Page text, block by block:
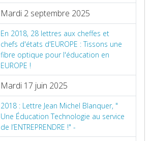
Mardi 2 septembre 2025
En 2018, 28 lettres aux cheffes et
chefs d'états d'EUROPE : Tissons une
fibre optique pour l'éducation en
EUROPE !
Mardi 17 juin 2025
2018 : Lettre Jean Michel Blanquer, "
Une Éducation Technologie au service
de l’ENTREPRENDRE !" -